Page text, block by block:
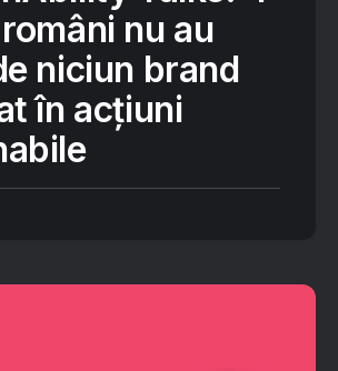
nu au
niciun brand
în acțiuni